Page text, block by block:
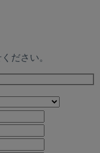
ださい。